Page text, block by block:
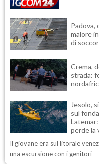
Padova,
malore
di
Crema,
strada:
Jesolo,
sul
perde la
Il giovane era sul litorale
una escursione con i genitori